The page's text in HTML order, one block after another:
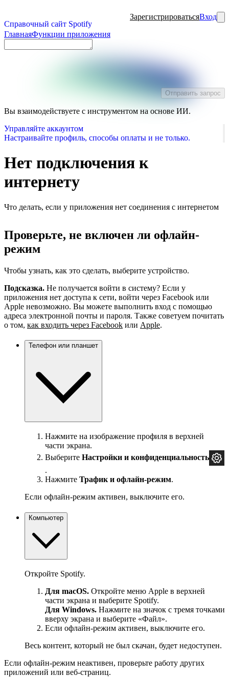
Справочный сайт Spotify
ЗарегистрироватьсяВход
ГлавнаяФункции приложения
Отправить запрос
Вы взаимодействуете с инструментом на основе ИИ.
Управляйте аккаунтом
Настраивайте профиль, способы оплаты и не только.
Нет подключения к
интернету
Что делать, если у приложения нет соединения с интернетом
Проверьте, не включен ли офлайн-
режим
Чтобы узнать, как это сделать, выберите устройство.
Подсказка. Не получается войти в систему? Если у
приложения нет доступа к сети, войти через Facebook или
Apple невозможно. Вы можете выполнить вход с помощью
адреса электронной почты и пароля. Также советуем почитать
о том, как входить через Facebook или Apple.
Телефон или планшет
Нажмите на изображение профиля в верхней
части экрана.
Выберите Настройки и конфиденциальность
.
Нажмите Трафик и офлайн-режим.
Если офлайн-режим активен, выключите его.
Компьютер
Откройте Spotify.
Для macOS. Откройте меню Apple в верхней
части экрана и выберите Spotify.
Для Windows. Нажмите на значок с тремя точками
вверху экрана и выберите «Файл».
Если офлайн-режим активен, выключите его.
Весь контент, который не был скачан, будет недоступен.
Если офлайн-режим неактивен, проверьте работу других
приложений или веб-страниц.